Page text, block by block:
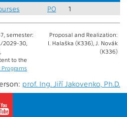
PO 1
semester:
2029-30,
to the
Proposal and Realization:
I. Halaška (K336), J. Novák
(K336)
prof. Ing. Jiří Jakovenko, Ph.D.